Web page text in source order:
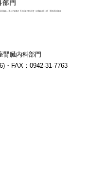
腎臓内科部門
・FAX：0942-31-7763